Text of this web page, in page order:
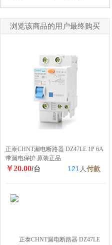
浏览该商品的用户最终购买
正泰CHNT漏电断路器 DZ47LE 1P 6A
带漏电保护 原装正品
￥20.00/台 121 人付款